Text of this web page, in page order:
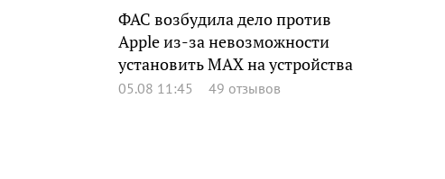
ФАС возбудила дело против
Apple из-за невозможности
установить MAX на устройства
05.08 11:45 49 отзывов